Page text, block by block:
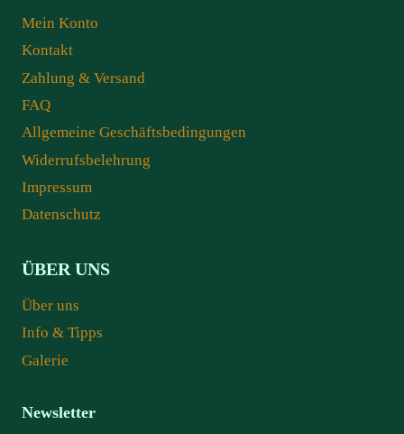
Mein Konto
Kontakt
Zahlung & Versand
FAQ
Allgemeine Geschäftsbedingungen
Widerrufsbelehrung
Impressum
Datenschutz
ÜBER UNS
Über uns
Info & Tipps
Galerie
Newsletter